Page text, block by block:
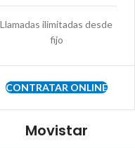
Llamadas ilimitadas desde
fijo
CONTRATAR ONLINE
Movistar